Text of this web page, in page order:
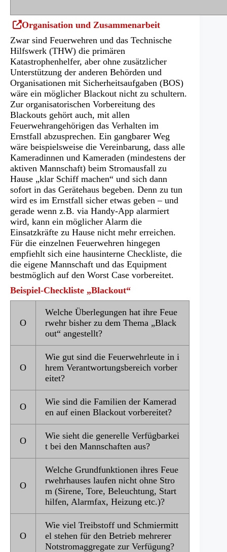
(Öffnet
in
einem
neuen
Tab)
Organisation und Zusammenarbeit
Zwar sind Feuerwehren und das Technische
Hilfswerk (THW) die primären
Katastrophenhelfer, aber ohne zusätzlicher
Unterstützung der anderen Behörden und
Organisationen mit Sicherheitsaufgaben (BOS)
wäre ein möglicher Blackout nicht zu schultern.
Zur organisatorischen Vorbereitung des
Blackouts gehört auch, mit allen
Feuerwehrangehörigen das Verhalten im
Ernstfall abzusprechen. Ein gangbarer Weg
wäre beispielsweise die Vereinbarung, dass alle
Kameradinnen und Kameraden (mindestens der
aktiven Mannschaft) beim Stromausfall zu
Hause „klar Schiff machen“ und sich dann
sofort in das Gerätehaus begeben. Denn zu tun
wird es im Ernstfall sicher etwas geben – und
gerade wenn z.B. via Handy-App alarmiert
wird, kann ein möglicher Alarm die
Einsatzkräfte zu Hause nicht mehr erreichen.
Für die einzelnen Feuerwehren hingegen
empfiehlt sich eine hausinterne Checkliste, die
die eigene Mannschaft und das Equipment
bestmöglich auf den Worst Case vorbereitet.
Beispiel-Checkliste „Blackout“
Ο
Welche Überlegungen hat ihre Feue
rwehr bisher zu dem Thema „Black
out“ angestellt?
Ο
Wie gut sind die Feuerwehrleute in i
hrem Verantwortungsbereich vorber
eitet?
Ο
Wie sind die Familien der Kamerad
en auf einen Blackout vorbereitet?
Ο
Wie sieht die generelle Verfügbarkei
t bei den Mannschaften aus?
Ο
Welche Grundfunktionen ihres Feue
rwehrhauses laufen nicht ohne Stro
m (Sirene, Tore, Beleuchtung, Start
hilfen, Alarmfax, Heizung etc.)?
Ο
Wie viel Treibstoff und Schmiermitt
el stehen für den Betrieb mehrerer
Notstromaggregate zur Verfügung?